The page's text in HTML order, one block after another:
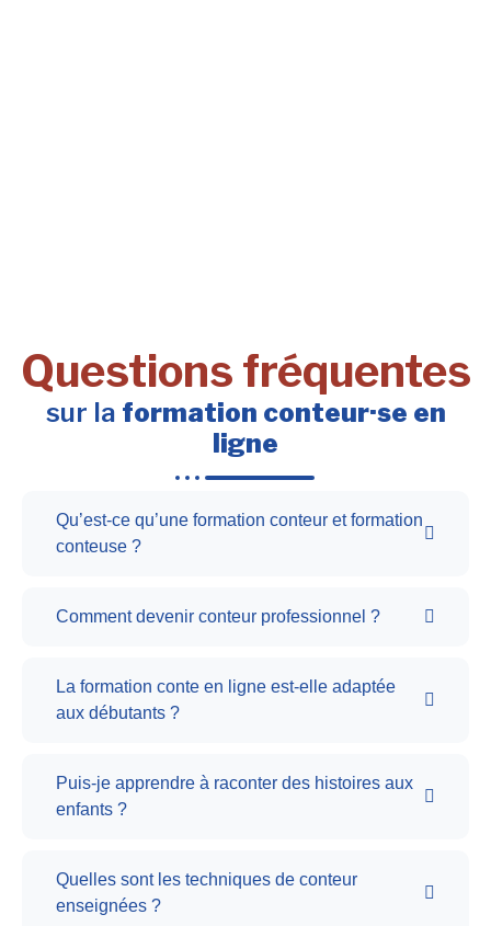
Questions fréquentes
sur la formation conteur·se en
ligne
Qu’est-ce qu’une formation conteur et formation
conteuse ?
Comment devenir conteur professionnel ?
La formation conte en ligne est-elle adaptée
aux débutants ?
Puis-je apprendre à raconter des histoires aux
enfants ?
Quelles sont les techniques de conteur
enseignées ?